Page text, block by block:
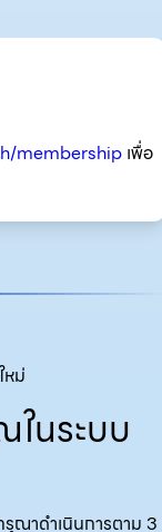
membershipเพื่อ
หม่
นระบบ
ณาดำเนินการตาม 3